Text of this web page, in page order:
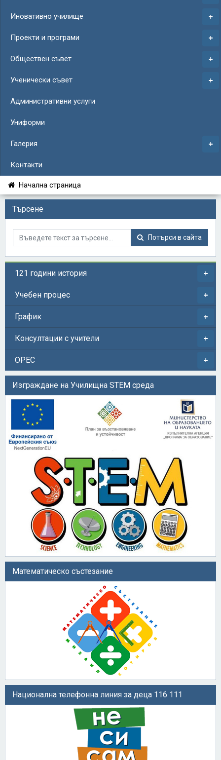
Иновативно училище
Проекти и програми
Обществен съвет
Ученически съвет
Административни услуги
Униформи
Галерия
Контакти
Начална страница
Търсене
Потърси в сайта
121 години история
Учебен процес
График
Консултации с учители
ОРЕС
Изграждане на Училищна STEM среда
Математическо състезание
Национална телефонна линия за деца 116 111